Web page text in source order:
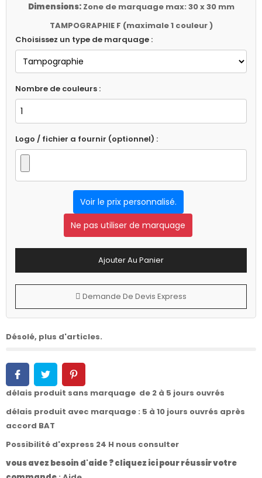
Dimensions:Zone de marquage max: 30 x 30 mm
TAMPOGRAPHIE F (maximale 1 couleur )
Choisissez un type de marquage :
Nombre de couleurs :
Logo / fichier a fournir (optionnel) :
Voir le prix personnalisé.
Ne pas utiliser de marquage
Ajouter Au Panier
Demande De Devis Express
Désolé, plus d'articles.
délais produit sans marquage de 2 à 5 jours ouvrés
délais produit avec marquage : 5 à 10 jours ouvrés après
accord BAT
Possibilité d'express 24 H nous consulter
vous avez besoin d'aide ? cliquez ici pour réussir votre